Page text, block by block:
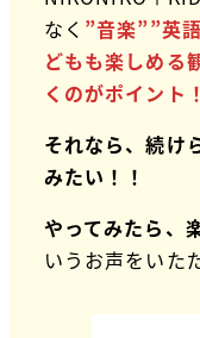
なく ”音楽””英
どもも楽しめる
くのがポイント
それなら、続け
みたい！！
やってみたら、
いうお声をいた